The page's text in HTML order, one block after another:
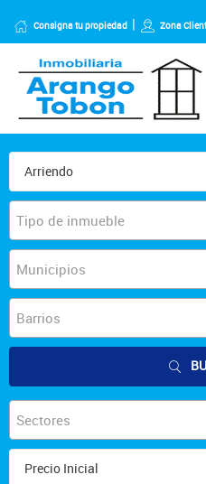
Consigna tu propiedad Zona
Tipo de inmueble
Municipios
Barrios
Sectores